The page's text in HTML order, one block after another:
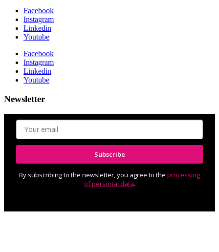
Facebook
Instagram
Linkedin
Youtube
Facebook
Instagram
Linkedin
Youtube
Newsletter
Subscribe
By subscribing to the newsletter, you agree to the processing
of personal data.